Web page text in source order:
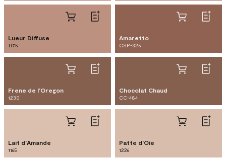
Lueur Diffuse
1175
Amaretto
CSP-325
Frene de l'Oregon
1230
Chocolat Chaud
CC-484
Lait d'Amande
1165
Patte d'Oie
1226